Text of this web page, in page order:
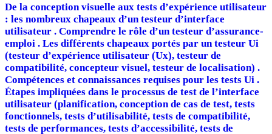
De la conception visuelle aux tests d’expérience utilisateur
: les nombreux chapeaux d’un testeur d’interface
utilisateur . Comprendre le rôle d’un testeur d’assurance-
emploi . Les différents chapeaux portés par un testeur Ui
(testeur d’expérience utilisateur (Ux), testeur de
compatibilité, concepteur visuel, testeur de localisation) .
Compétences et connaissances requises pour les tests Ui .
Étapes impliquées dans le processus de test de l’interface
utilisateur (planification, conception de cas de test, tests
fonctionnels, tests d’utilisabilité, tests de compatibilité,
tests de performances, tests d’accessibilité, tests de